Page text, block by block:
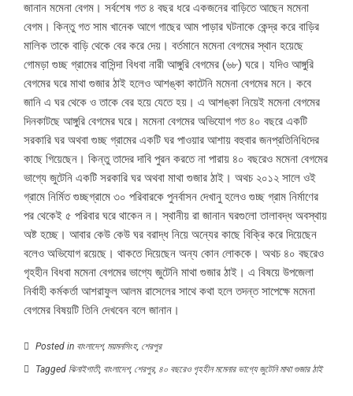
জানান মমেনা বেগম। সর্বশেষ গত ৪ বছর ধরে একজনের বাড়িতে আছেন মমেনা
বেগম। কিন্তু গত সাম খানেক আগে গাছের আম পাড়ার ঘটনাকে কেন্দ্র করে বাড়ির
মালিক তাকে বাড়ি থেকে বের করে দেয়। বর্তমানে মমেনা বেগমের স্থান হয়েছে
গোমড়া গুচ্ছ গ্রামের বাসিন্দা বিধবা নারী আঙ্গুরি বেগমের (৬৮) ঘরে। যদিও আঙ্গুরি
বেগমের ঘরে মাথা গুজার ঠাই হলেও আশঙ্কা কাটেনি মমেনা বেগমের মনে। কবে
জানি এ ঘর থেকে ও তাকে বের হয়ে যেতে হয়। এ আশঙ্কা নিয়েই মমেনা বেগমের
দিনকাটছে আঙ্গুরি বেগমের ঘরে। মমেনা বেগমের অভিযোগ গত ৪০ বছরে একটি
সরকারি ঘর অথবা গুচ্ছ গ্রামের একটি ঘর পাওয়ার আশায় বহুবার জনপ্রতিনিধিদের
কাছে গিয়েছেন। কিন্তু তাদের দাবি পুরন করতে না পারায় ৪০ বছরেও মমেনা বেগমের
ভাগ্যে জুটেনি একটি সরকারি ঘর অথবা মাথা গুজার ঠাই। অথচ ২০১২ সালে ওই
গ্রামে নির্মিত গুচ্ছগ্রামে ৩০ পরিবারকে পুনর্বাসন দেখানু হলেও গুচ্ছ গ্রাম নির্মাণের
পর থেকেই ৫ পরিবার ঘরে থাকেন ন। স্থানীয় রা জানান ঘরগুলো তালাবদ্ধ অবস্থায়
অষ্ট হচ্ছে। আবার কেউ কেউ ঘর বরাদ্ধ নিয়ে অন্যের কাছে বিক্রি করে দিয়েছেন
বলেও অভিযোগ রয়েছে। থাকতে দিয়েছেন অন্য কোন লোককে। অথচ ৪০ বছরেও
গৃহহীন বিধবা মমেনা বেগমের ভাগ্যে জুটেনি মাথা গুজার ঠাই। এ বিষয়ে উপজেলা
নির্বাহী কর্মকর্তা আশরাফুল আলম রাসেলের সাথে কথা হলে তদন্ত সাপেক্ষে মমেনা
বেগমের বিষয়টি তিনি দেখবেন বলে জানান।
Posted in বাংলাদেশ, ময়মনসিংহ, শেরপুর
Tagged ঝিনাইগাতী, বাংলাদেশ, শেরপুর, ৪০ বছরেও গৃহহীন মমেনার ভাগ্যে জুটেনি মাথা গুজার ঠাই